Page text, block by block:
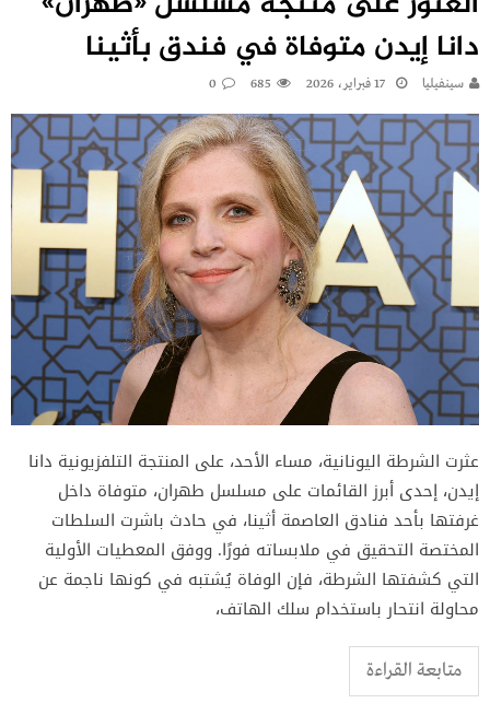
دانا إيدن متوفاة في فندق بأثينا
سينفيليا 17 فبراير، 2026 685
0
عثرت الشرطة اليونانية، مساء الأحد، على المنتجة التلفزيونية دانا
إيدن، إحدى أبرز القائمات على مسلسل طهران، متوفاة داخل
غرفتها بأحد فنادق العاصمة أثينا، في حادث باشرت السلطات
المختصة التحقيق في ملابساته فورًا. ووفق المعطيات الأولية
التي كشفتها الشرطة، فإن الوفاة يُشتبه في كونها ناجمة عن
محاولة انتحار باستخدام سلك الهاتف،
متابعة القراءة